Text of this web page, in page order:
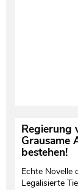
Regierung
Grausame
bestehen!
Echte Novelle
Legalisierte